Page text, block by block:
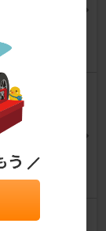
フコンソ
Co